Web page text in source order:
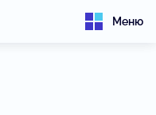
Меню